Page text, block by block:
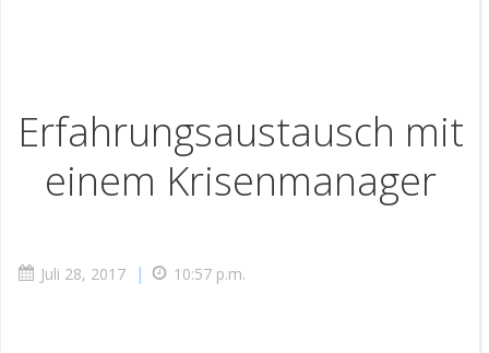
Erfahrungsaustausch mit
einem Krisenmanager
Juli 28, 2017 | 10:57 p.m.